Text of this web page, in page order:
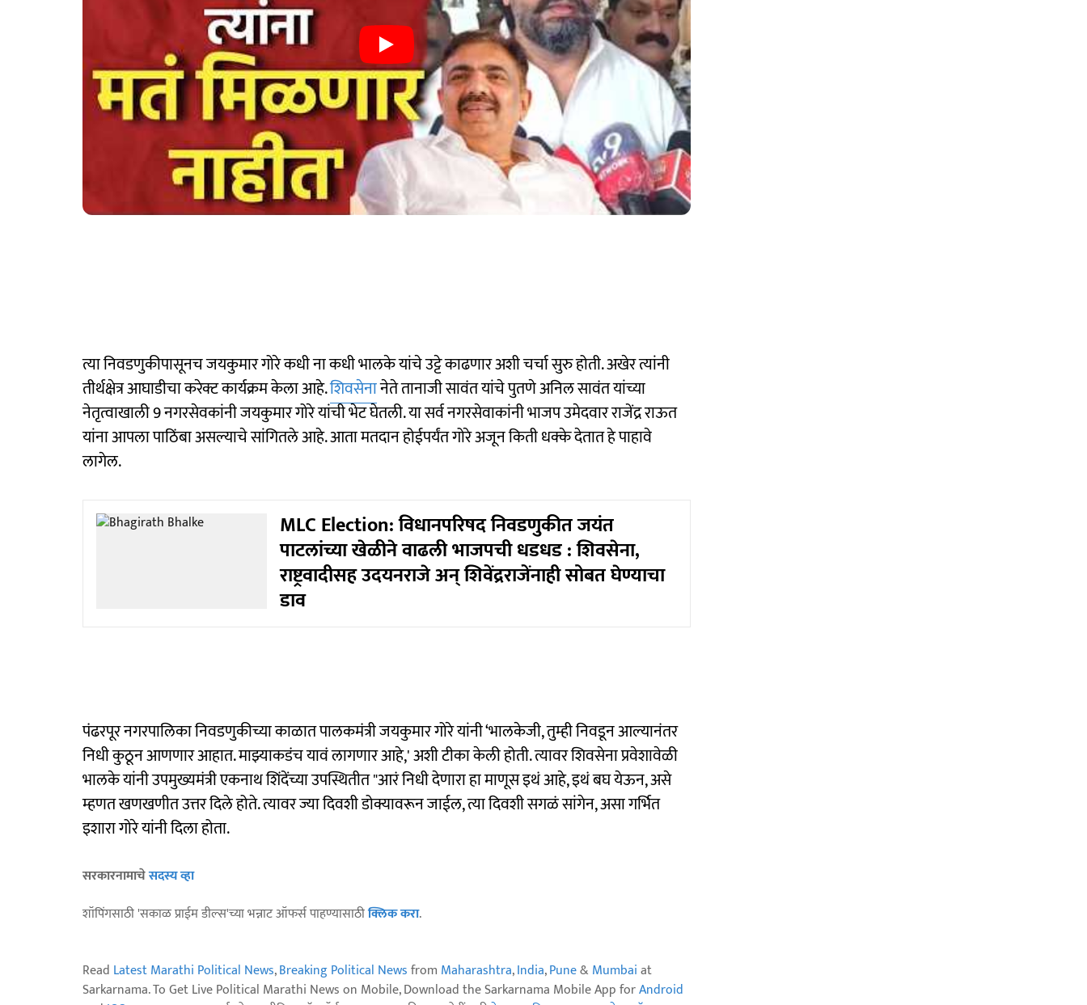
त्या निवडणुकीपासूनच जयकुमार गोरे कधी ना कधी भालके यांचे उट्टे काढणार अशी चर्चा सुरु होती. अखेर त्यांनी
तीर्थक्षेत्र आघाडीचा करेक्ट कार्यक्रम केला आहे.शिवसेनानेते तानाजी सावंत यांचे पुतणे अनिल सावंत यांच्या
नेतृत्वाखाली 9 नगरसेवकांनी जयकुमार गोरे यांची भेट घेतली. या सर्व नगरसेवाकांनी भाजप उमेदवार राजेंद्र राऊत
यांना आपला पाठिंबा असल्याचे सांगितले आहे. आता मतदान होईपर्यंत गोरे अजून किती धक्के देतात हे पाहावे
लागेल.
MLC Election: विधानपरिषद निवडणुकीत जयंत
पाटलांच्या खेळीने वाढली भाजपची धडधड : शिवसेना,
राष्ट्रवादीसह उदयनराजे अन् शिवेंद्रराजेंनाही सोबत घेण्याचा
डाव
पंढरपूर नगरपालिका निवडणुकीच्या काळात पालकमंत्री जयकुमार गोरे यांनी ‘भालकेजी, तुम्ही निवडून आल्यानंतर
निधी कुठून आणणार आहात. माझ्याकडंच यावं लागणार आहे,' अशी टीका केली होती. त्यावर शिवसेना प्रवेशावेळी
भालके यांनी उपमुख्यमंत्री एकनाथ शिंदेंच्या उपस्थितीत "आरं निधी देणारा हा माणूस इथं आहे, इथं बघ येऊन, असे
म्हणत खणखणीत उत्तर दिले होते. त्यावर ज्या दिवशी डोक्यावरून जाईल, त्या दिवशी सगळं सांगेन, असा गर्भित
इशारा गोरे यांनी दिला होता.
सरकारनामाचेसदस्य व्हा
शॉपिंगसाठी 'सकाळ प्राईम डील्स'च्या भन्नाट ऑफर्स पाहण्यासाठीक्लिक करा.
Read Latest Marathi Political News,Breaking Political Newsfrom Maharashtra,India,Pune& Mumbaiat
Sarkarnama. To Get Live Political Marathi News on Mobile, Download the Sarkarnama Mobile App forAndroid